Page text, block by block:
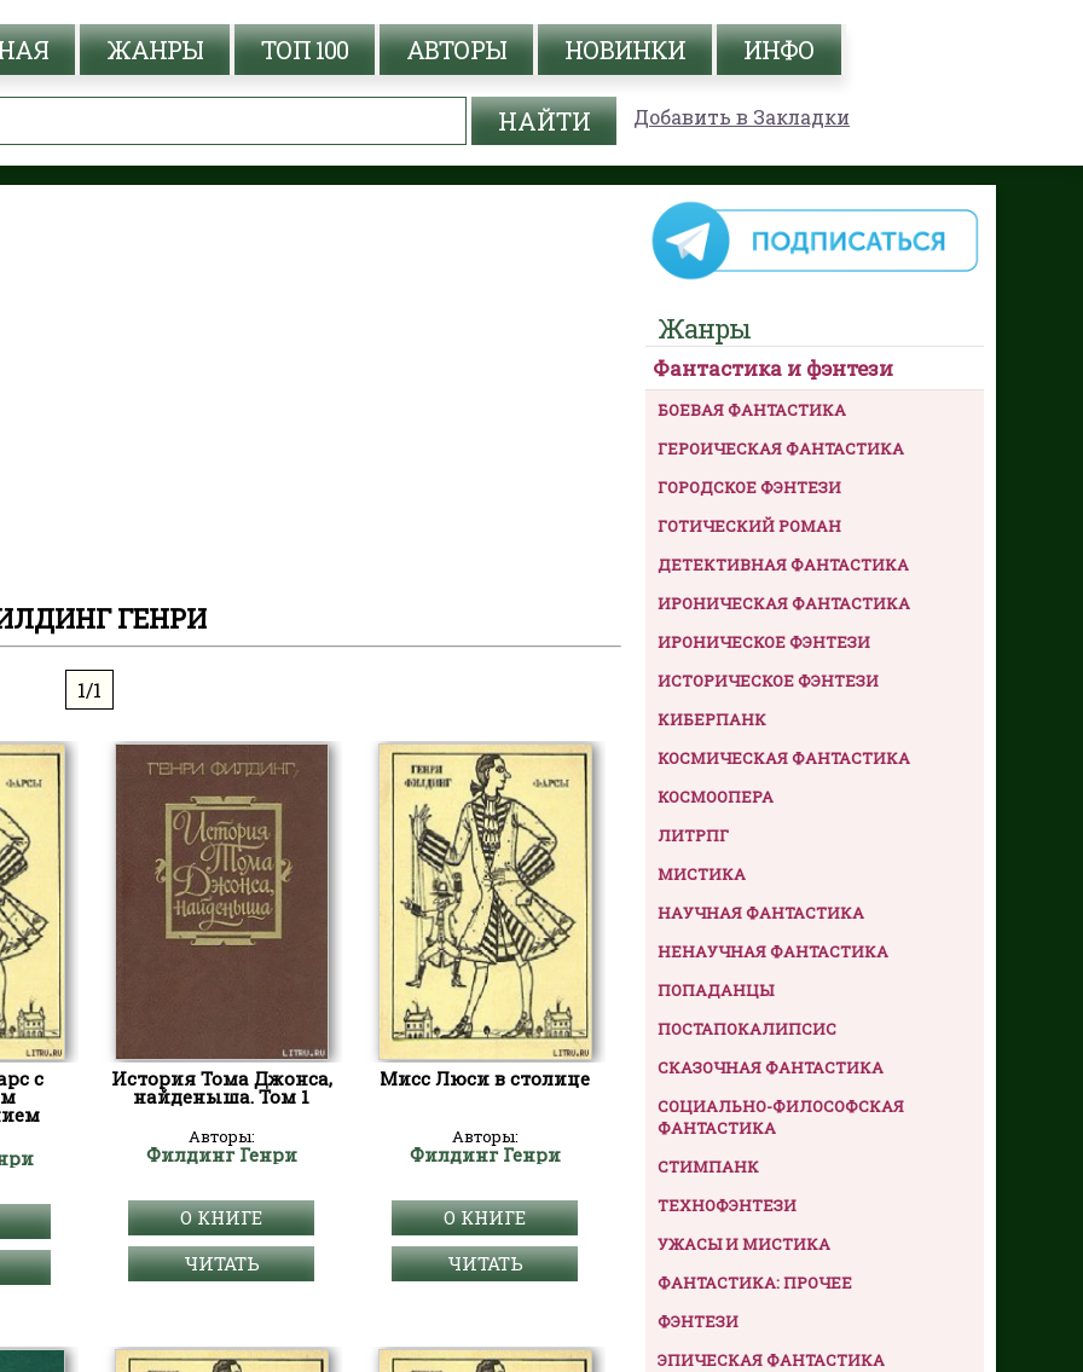
ЖАНРЫ ТОП 100 АВТОРЫ НОВИНКИ ИНФО
Добавить в Закладки
ГЕНРИ
1/1
с История Тома Джонса,
найденыша. Том 1
Авторы:
Филдинг Генри
О КНИГЕ
ЧИТАТЬ
Мисс Люси в столице
Авторы:
Филдинг Генри
О КНИГЕ
ЧИТАТЬ
Жанры
Фантастика и фэнтези
БОЕВАЯ ФАНТАСТИКА
ГЕРОИЧЕСКАЯ ФАНТАСТИКА
ГОРОДСКОЕ ФЭНТЕЗИ
ГОТИЧЕСКИЙ РОМАН
ДЕТЕКТИВНАЯ ФАНТАСТИКА
ИРОНИЧЕСКАЯ ФАНТАСТИКА
ИРОНИЧЕСКОЕ ФЭНТЕЗИ
ИСТОРИЧЕСКОЕ ФЭНТЕЗИ
КИБЕРПАНК
КОСМИЧЕСКАЯ ФАНТАСТИКА
КОСМООПЕРА
ЛИТРПГ
МИСТИКА
НАУЧНАЯ ФАНТАСТИКА
НЕНАУЧНАЯ ФАНТАСТИКА
ПОПАДАНЦЫ
ПОСТАПОКАЛИПСИС
СКАЗОЧНАЯ ФАНТАСТИКА
СОЦИАЛЬНО-ФИЛОСОФСКАЯ
ФАНТАСТИКА
СТИМПАНК
ТЕХНОФЭНТЕЗИ
УЖАСЫ И МИСТИКА
ФАНТАСТИКА: ПРОЧЕЕ
ФЭНТЕЗИ
ЭПИЧЕСКАЯ ФАНТАСТИКА